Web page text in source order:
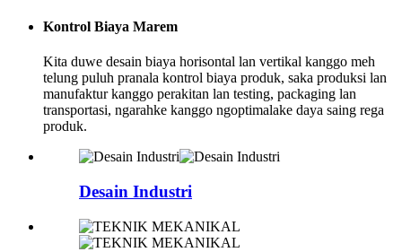
Kontrol Biaya Marem
Kita duwe desain biaya horisontal lan vertikal kanggo meh
telung puluh pranala kontrol biaya produk, saka produksi lan
manufaktur kanggo perakitan lan testing, packaging lan
transportasi, ngarahke kanggo ngoptimalake daya saing rega
produk.
Desain Industri